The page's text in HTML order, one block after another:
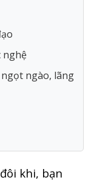
nghệ
ngào, lãng
khi, bạn